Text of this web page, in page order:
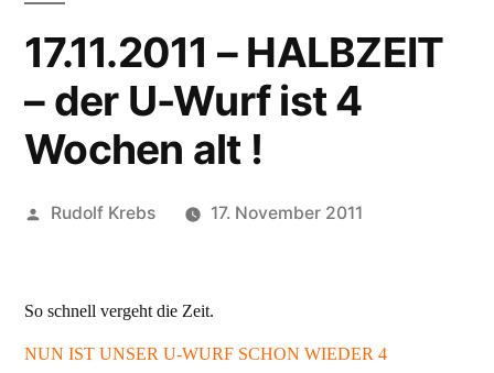
17.11.2011 – HALBZEIT
– der U-Wurf ist 4
Wochen alt !
Veröffentlicht
Rudolf Krebs 17. November 2011
So schnell vergeht die Zeit.
NUN IST UNSER U-WURF SCHON WIEDER 4